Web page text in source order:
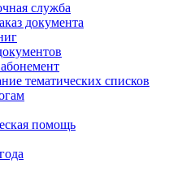
служба
документа
тематических списков
помощь